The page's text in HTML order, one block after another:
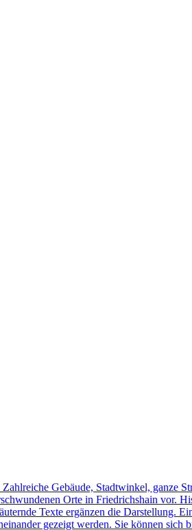
Gebäude, Stadtwinkel, ganze
Orte in Friedrichshain vor.
Texte ergänzen die Darstellung.
gezeigt werden. Sie können sich